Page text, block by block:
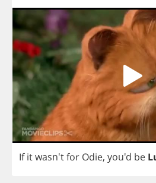
If itwasn'tfor Odie, you'd be